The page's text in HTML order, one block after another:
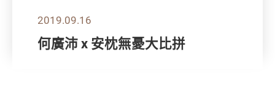
2019.09.16
何廣沛 x 安枕無憂大比拼